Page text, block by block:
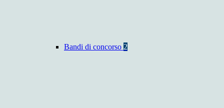
Bandi di concorso 2